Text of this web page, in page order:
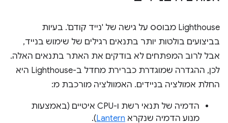
Lighthouse מבוסס על גישה של 'נייד קודם'. בעיות
בביצועים בולטות יותר בתנאים רגילים של שימוש בנייד,
אבל לרוב המפתחים לא בודקים את האתר בתנאים האלה.
לכן, ההגדרה שמוגדרת כברירת מחדל ב-Lighthouse היא
החלת אמולציה בניידים. האמוולציה מורכבת מ:
הדמיה של תנאי רשת ו-CPU איטיים (באמצעות
מנוע הדמיה שנקרא Lantern
).